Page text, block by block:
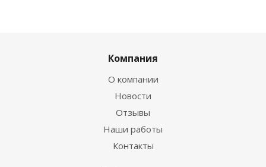
Компания
О компании
Новости
Отзывы
Наши работы
Контакты